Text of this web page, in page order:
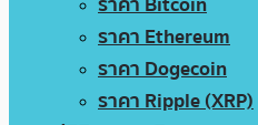
ราคา Ethereum
ราคา Dogecoin
ราคา Ripple (XRP)